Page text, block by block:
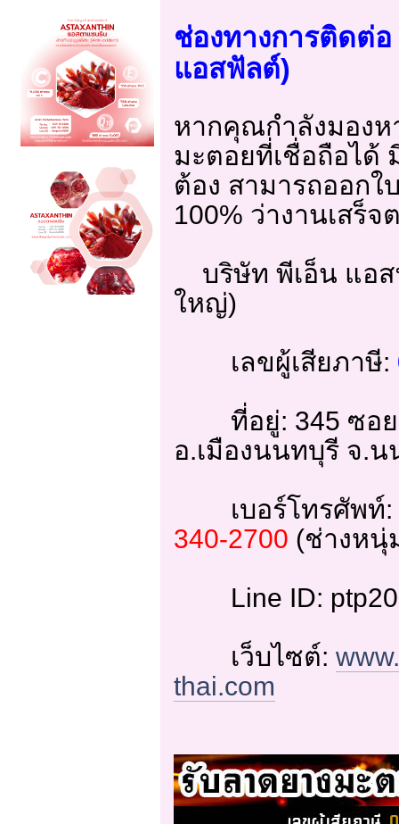
ช่องทางการติดต่
แอสฟัลต์)
หากคุณกำลังมองห
มะตอยที่เชื่อถือได้
ต้อง สามารถออก
100% ว่างานเสร็จ
บริษัท พีเอ็น แอส
ใหญ่)
เลขผู้เสียภาษี:
ที่อยู่: 345 ซอย
อ.เมืองนนทบุรี จ.น
เบอร์โทรศัพท์:
340-2700 (ช่างหนุ่
Line ID:
เว็บไซต์:
thai.com